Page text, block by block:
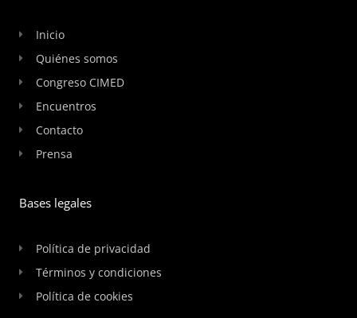
Inicio
Quiénes somos
Congreso CIMED
Encuentros
Contacto
Prensa
Bases legales
Política de privacidad
Términos y condiciones
Política de cookies